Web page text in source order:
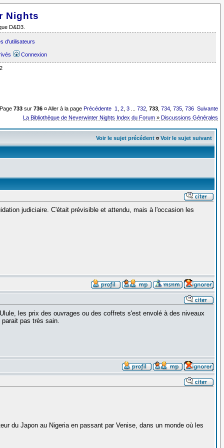
Nights
D&D3.
d'utilisateurs
Connexion
Page733 sur736 ¤ Aller à la page Précédente 1 ,2 ,3 ...732 ,733 ,734 ,735 ,736 Suivante
La Bibliothèque de Neverwinter Nights Index du Forum »Discussions Générales
Voir le sujet précédent¤ Voir le sujet suivant
judiciaire. C'était prévisible et attendu, mais à l'occasion les
les prix des ouvrages ou des coffrets s'est envolé à des niveaux
pas très sain.
du Japon au Nigeria en passant par Venise, dans un monde où les